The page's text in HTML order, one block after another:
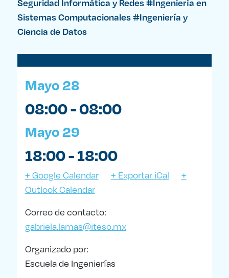
Sistemas Computacionales#Ingeniería y
Ciencia de Datos
Mayo 28
08:00 - 08:00
Mayo 29
18:00 - 18:00
+ Google Calendar + Exportar iCal
+
Outlook Calendar
Correo de contacto:
gabriela.lamas@iteso.mx
Organizado por:
Escuela de Ingenierías